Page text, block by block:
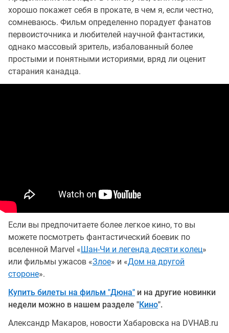
хорошо покажет себя в прокате, в чем я, если честно,
сомневаюсь. Фильм определенно порадует фанатов
первоисточника и любителей научной фантастики,
однако массовый зритель, избалованный более
простыми и понятными историями, вряд ли оценит
старания канадца.
Если вы предпочитаете более легкое кино, то вы
можете посмотреть фантастический боевик по
вселенной Marvel «Шан-Чи и легенда десяти колец»
или фильмы ужасов «Злое» и «Дом на другой
стороне».
Купить билеты на фильм "Дюна" и на другие новинки
недели можно в нашем разделе "Кино".
Александр Макаров, новости Хабаровска на DVHAB.ru